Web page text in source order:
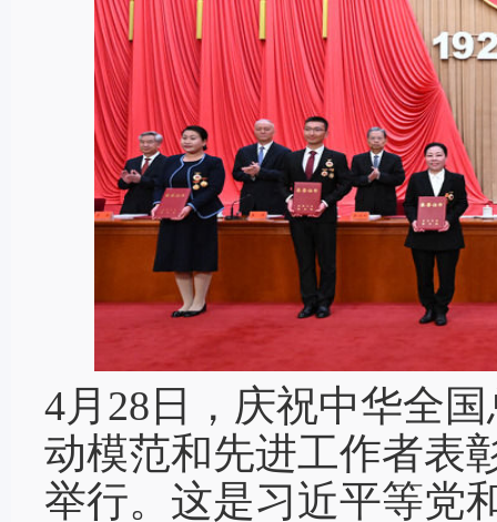
4月28日，庆祝中华全
动模范和先进工作者表
举行。这是习近平等党